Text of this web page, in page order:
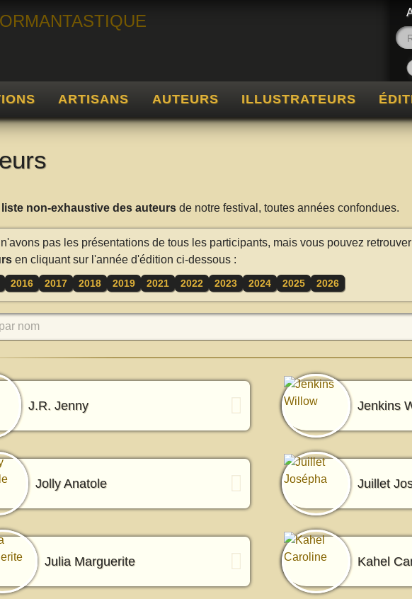
ARTISANS AUTEURS ILLUSTRATEURS
liste non-exhaustive des auteursde notre festival, toutes années confondues.
pas les présentations de tous les participants, mais vous pouvez
en cliquant sur l'année d'édition ci-dessous :
2016 2017 2018 2019 2021 2022 2023 2024 2025 2026
nom
J.R. Jenny Jenkins
Jolly Anatole Juillet
Julia Marguerite Kahel